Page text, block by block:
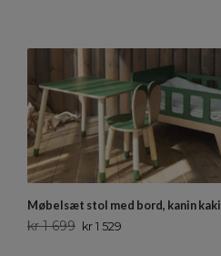
Møbelsæt stol med bord, kanin kaki
kr 1 699 kr 1 529